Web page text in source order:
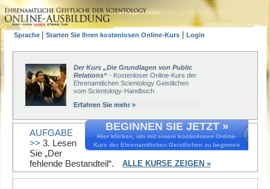
Sprache Starten Sie Ihren kostenlosen Online-Kurs Login
Der Kurs „Die Grundlagen von Public
Relations“ - Kostenloser Online-Kurs der
Ehrenamtlichen Scientology Geistlichen
vom Scientology-Handbuch
Erfahren Sie mehr »
BEGINNEN SIE JETZT »
Hier klicken, um mit einem kostenlosen Online-
Kurs der Ehrenamtlichen Geistlichen zu beginnen
ALLE KURSE ZEIGEN »
AUFGABE
>> 3. Lesen
Sie „Der
fehlende Bestandteil“.